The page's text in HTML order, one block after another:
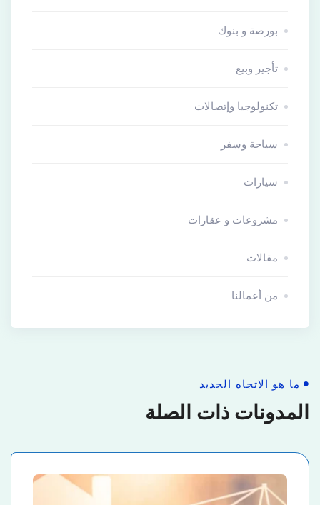
بورصة و بنوك
تأجير وبيع
تكنولوجيا وإتصالات
سياحة وسفر
سيارات
مشروعات و عقارات
مقالات
من أعمالنا
ما هو الاتجاه الجديد
المدونات ذات الصلة